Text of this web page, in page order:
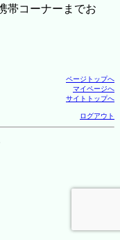
帯コーナーまでお
ページトップへ
マイページへ
サイトトップへ
ログアウト